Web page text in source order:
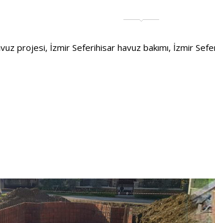
projesi, İzmir Seferihisar havuz bakımı, İzmir